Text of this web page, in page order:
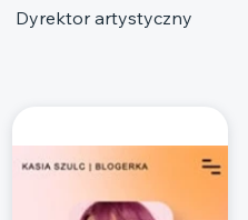
Dyrektor artystyczny